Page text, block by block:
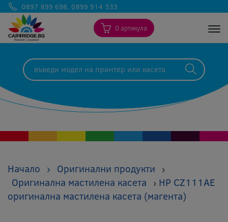
0897 899 698, 0899 914 533
0 артикула
Начало › Оригинални продукти ›
Оригинална мастилена касета › HP CZ111AE
оригинална мастилена касета (магента)